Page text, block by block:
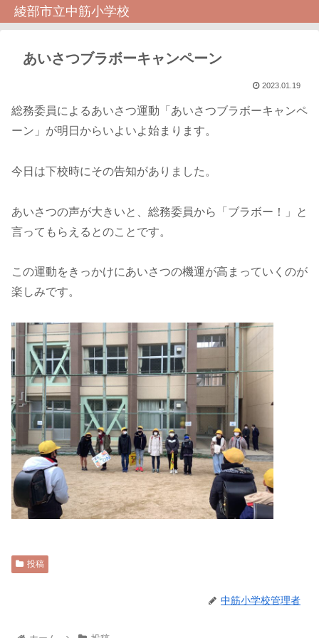
綾部市立中筋小学校
あいさつブラボーキャンペーン
2023.01.19
総務委員によるあいさつ運動「あいさつブラボーキャンペ
ーン」が明日からいよいよ始まります。
今日は下校時にその告知がありました。
あいさつの声が大きいと、総務委員から「ブラボー！」と
言ってもらえるとのことです。
この運動をきっかけにあいさつの機運が高まっていくのが
楽しみです。
投稿
中筋小学校管理者